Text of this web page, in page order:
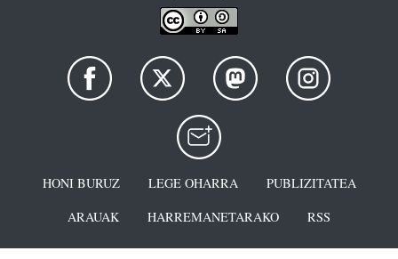
HONI BURUZ LEGE OHARRA
PUBLIZITATEA
ARAUAK
HARREMANETARAKO RSS